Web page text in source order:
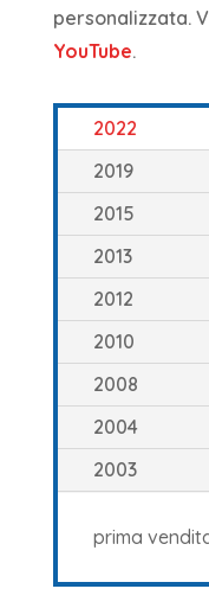
personalizzata.
YouTube.
2022
2019
2015
2013
2012
2010
2008
2004
2003
prima